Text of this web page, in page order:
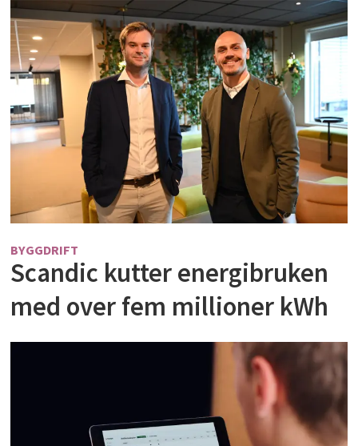
BYGGDRIFT
Scandic kutter energibruken
med over fem millioner kWh